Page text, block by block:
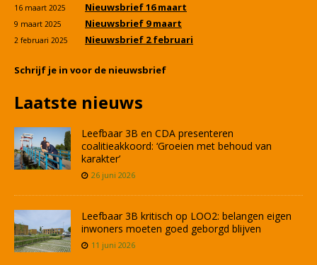
16 maart 2025 Nieuwsbrief 16 maart
9 maart 2025 Nieuwsbrief 9 maart
2 februari 2025 Nieuwsbrief 2 februari
Schrijf je in voor de nieuwsbrief
Laatste nieuws
Leefbaar 3B en CDA presenteren
coalitieakkoord: ‘Groeien met behoud van
karakter’
26 juni 2026
Leefbaar 3B kritisch op LOO2: belangen eigen
inwoners moeten goed geborgd blijven
11 juni 2026